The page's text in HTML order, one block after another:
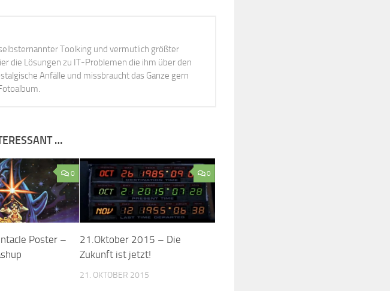
Toolking und vermutlich größter
die Lösungen zu IT-Problemen die ihm über den
Anfälle und missbraucht das Ganze gern
…
0
Poster –
0
21.Oktober 2015 – Die
Zukunft ist jetzt!
21. OKTOBER 2015